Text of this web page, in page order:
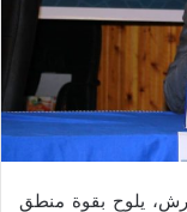
يلوح بقوة منطق